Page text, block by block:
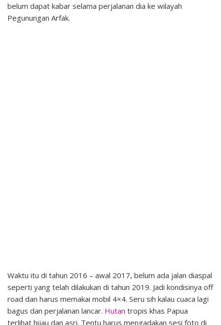
belum dapat kabar selama perjalanan dia ke wilayah
Pegunungan Arfak.
Waktu itu di tahun 2016 – awal 2017, belum ada jalan diaspal
seperti yang telah dilakukan di tahun 2019. Jadi kondisinya off
road dan harus memakai mobil 4×4. Seru sih kalau cuaca lagi
bagus dan perjalanan lancar. Hutan tropis khas Papua
terlihat hijau dan asri. Tentu harus mengadakan sesi foto di